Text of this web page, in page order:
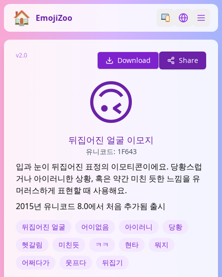
EmojiZoo Switch emoji
Switch
v2.0
Download Share
🙃
뒤집어진 얼굴 이모지
유니코드: 1F643
입과 눈이 뒤집어진 표정의 이모티콘이에요. 당황스럽
거나 아이러니한 상황, 혹은 약간 미친 듯한 느낌을 유
머러스하게 표현할 때 사용해요.
2015년 유니코드 8.0에서 처음 추가됨 출시
뒤집어진 얼굴 어이없음 아이러니
당황
헷갈림
미친듯 ㅋㅋ 현타
뭐지
어쩌다가
웃프다 뒤집기